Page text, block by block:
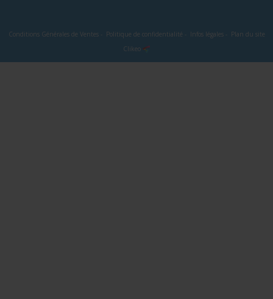
Conditions Générales de Ventes- Politique de confidentialité - Infos légales- Plan du site
Clikeo